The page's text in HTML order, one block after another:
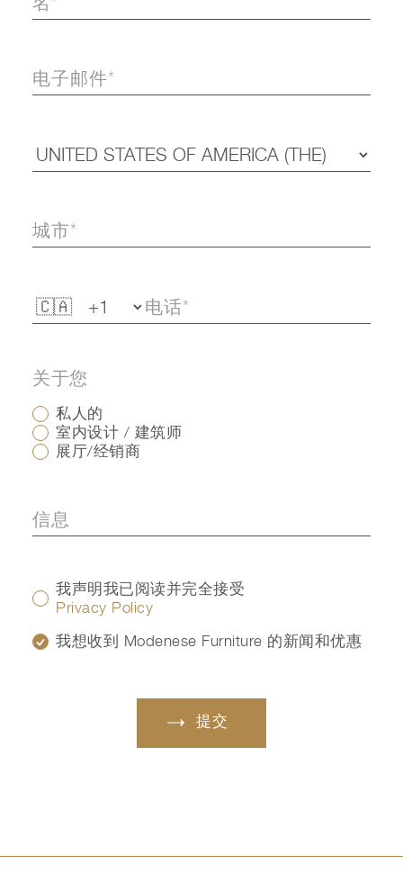
关于您
私人的
室内设计 / 建筑师
展厅/经销商
我声明我已阅读并完全接受
Privacy Policy
我想收到 Modenese Furniture 的新闻和优惠
提交